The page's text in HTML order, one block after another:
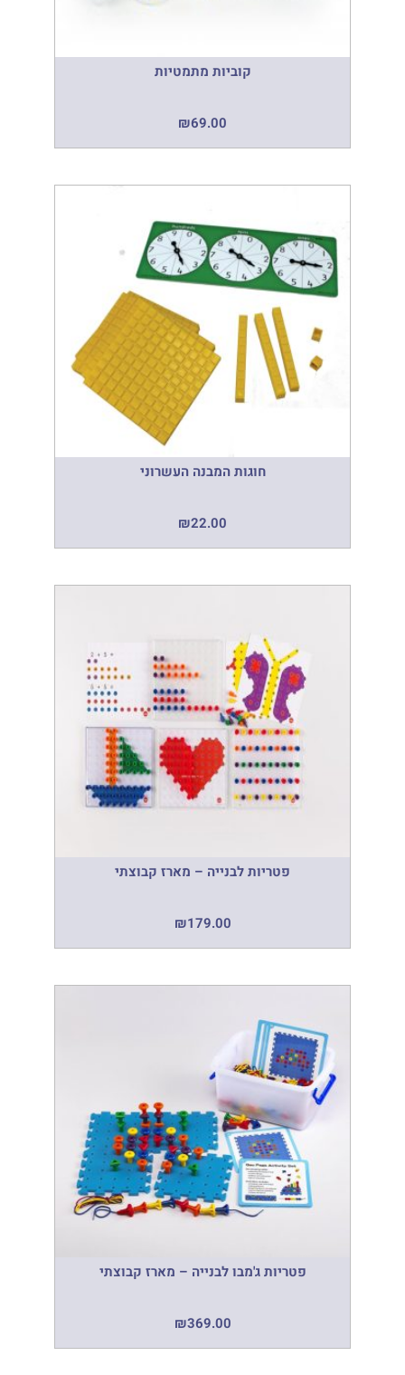
קוביות מתמטיות
₪69.00
חוגות המבנה העשרוני
₪22.00
פטריות לבנייה – מארז קבוצתי
₪179.00
פטריות ג'מבו לבנייה – מארז קבוצתי
₪369.00